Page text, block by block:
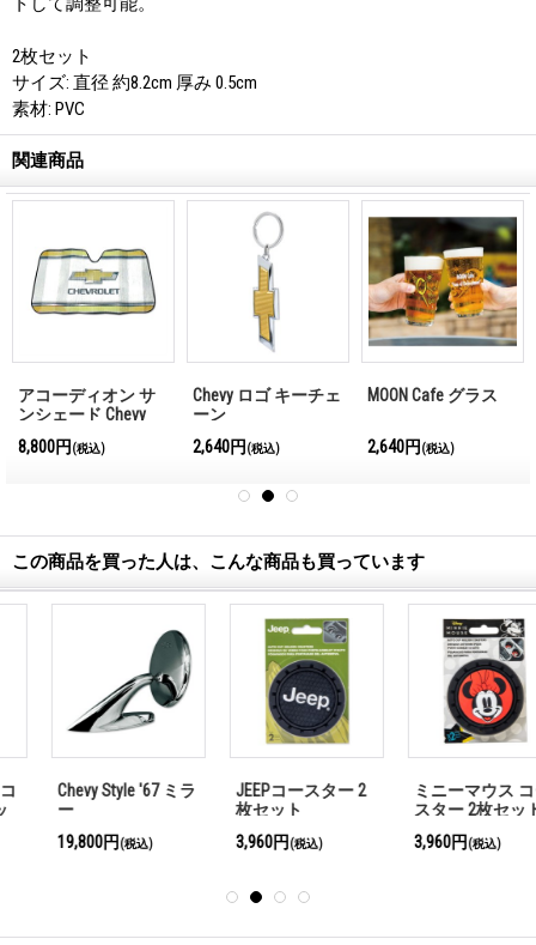
2枚セット
サイズ: 直径 約8.2cm 厚み 0.5cm
素材: PVC
関連商品
アコーディオン サ
ンシェード Chevy
8,800円 (税込)
Chevy ロゴ キーチェ
ーン
2,640円 (税込)
MOON Cafe グラス
2,640円 (税込)
この商品を買った人は、こんな商品も買っています
Chevy Style '67 ミラ
19,800円(税込)
JEEPコースター 2
枚セット
3,960円(税込)
ミニーマウス コー
スター 2枚セット
3,960円(税込)